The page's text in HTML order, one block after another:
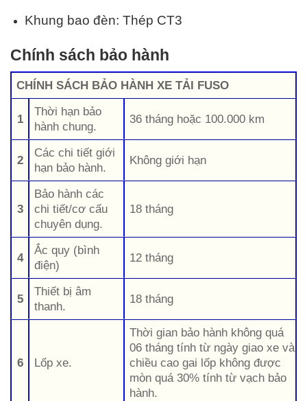
Khung bao đèn: Thép CT3
Chính sách bảo hành
CHÍNH SÁCH BẢO HÀNH XE TẢI FUSO
1
Thời hạn bảo
hành chung.
36 tháng hoặc 100.000 km
2
Các chi tiết giới
hạn bảo hành.
Không giới hạn
3
Bảo hành các
chi tiết/cơ cấu
chuyên dụng.
18 tháng
4
Ắc quy (bình
điện)
12 tháng
5
Thiết bị âm
thanh.
18 tháng
6 Lốp xe.
Thời gian bảo hành không quá
06 tháng tính từ ngày giao xe và
chiều cao gai lốp không được
mòn quá 30% tính từ vạch bảo
hành.